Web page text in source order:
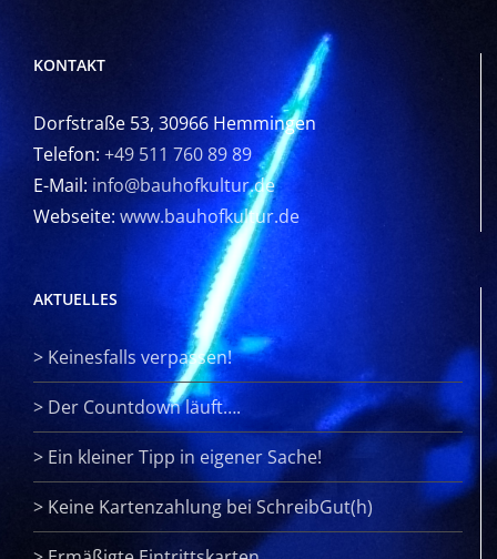
KONTAKT
Dorfstraße 53, 30966 Hemmingen
Telefon: +49 511 760 89 89
E-Mail: info@bauhofkultur.de
Webseite: www.bauhofkultur.de
AKTUELLES
> Keinesfalls verpassen!
> Der Countdown läuft….
> Ein kleiner Tipp in eigener Sache!
> Keine Kartenzahlung bei SchreibGut(h)